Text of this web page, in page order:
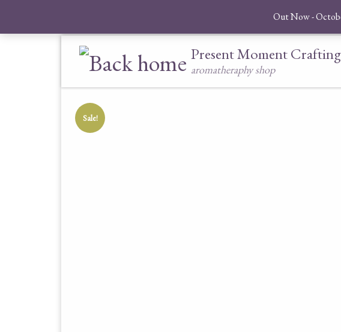
Out Now -
Present Moment Crafting
aromatheraphy shop
Sale!